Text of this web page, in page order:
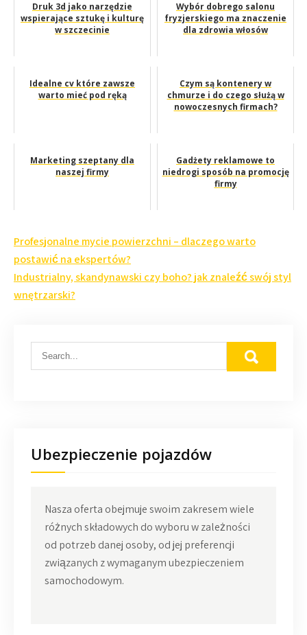
Druk 3d jako narzędzie
wspierające sztukę i kulturę
w szczecinie
Wybór dobrego salonu
fryzjerskiego ma znaczenie
dla zdrowia włosów
Idealne cv które zawsze
warto mieć pod ręką
Czym są kontenery w
chmurze i do czego służą w
nowoczesnych firmach?
Marketing szeptany dla
naszej firmy
Gadżety reklamowe to
niedrogi sposób na promocję
firmy
Nawigacja
wpisu
Profesjonalne mycie powierzchni – dlaczego warto
postawić na ekspertów?
Industrialny, skandynawski czy boho? jak znaleźć swój styl
wnętrzarski?
Ubezpieczenie pojazdów
Nasza oferta obejmuje swoim zakresem wiele
różnych składowych do wyboru w zależności
od potrzeb danej osoby, od jej preferencji
związanych z wymaganym ubezpieczeniem
samochodowym.